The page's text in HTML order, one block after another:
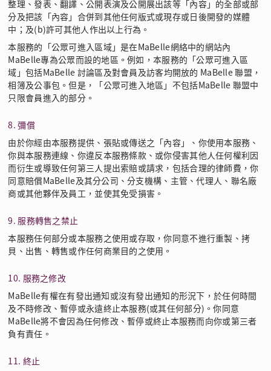
整理、發表、翻譯、公開表演及公開展出該等「內容」的全部或部
分及把該「內容」合併到其他任何版式或現存或日後開發的媒體
中；及(b)許可其他人作出以上行為。
本服務的「公眾可進入區域」是在MaBelle網絡中的網站內
MaBelle專為公眾而設的地區。例如，本服務的「公眾可進入區
域」包括MaBelle 討論區及對會員及訪客均開放的 MaBelle 聯盟，
相簿及公事包。但是，「公眾可進入地區」不包括MaBelle 聯盟中
只限會員進入的部分。
8. 彌償
由於你經由本服務提供、張貼或傳送之「內容」、你使用本服務、
你與本服務連線、你違反本服務條款、或你侵害其他人任何權利因
而衍生或導致任何第三人提出索賠或請求，包括合理的律師費，你
同意賠償MaBelle及其分公司、分支機構、主管、代理人、聯名廠
商或其他夥伴及員工，並使其免受損害。
9. 服務轉售之禁止
本服務任何部分或本服務之使用或存取，你同意不進行重製、拷
貝、出售、轉售或作任何商業目的之使用。
10. 服務之修改
MaBelle有權在有發出通知或沒有發出通知的形況下，於任何時間
及不時修改、暫停或永遠終止本服務(或其任何部分)。你同意
MaBelle將不會因為任何修改、暫停或終止本服務而向你或第三者
負有責任。
11. 終止